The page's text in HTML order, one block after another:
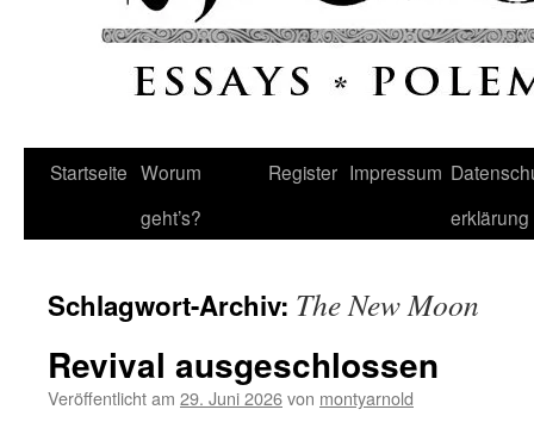
Startseite Worum
geht’s?
Register Impressum
erklärung
Schlagwort-Archiv: The New Moon
Revival ausgeschlossen
Veröffentlicht am 29. Juni 2026von montyarnold